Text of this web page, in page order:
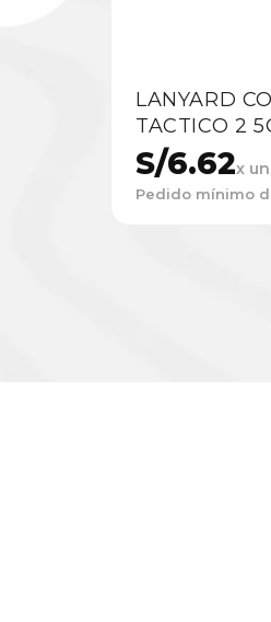
LANYARD
TACTICO 2
S/6.62x
Pedido mínimo